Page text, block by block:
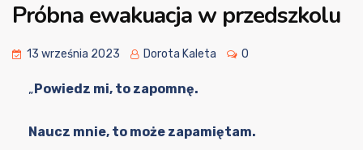
Próbna ewakuacja w przedszkolu
13 września 2023 Dorota Kaleta 0
„Powiedz mi, to zapomnę.
Naucz mnie, to może zapamiętam.